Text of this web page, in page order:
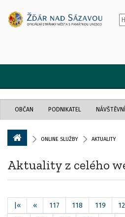
OBČAN PODNIKATEL
ONLINE SLUŽBY AKTUALITY
Aktuality z celého
|« « 117 118 119